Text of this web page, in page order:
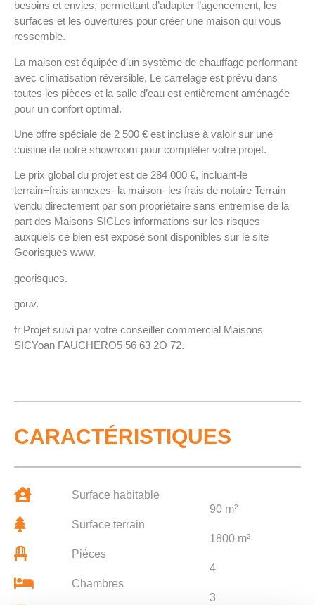
besoins et envies, permettant d’adapter l’agencement, les
surfaces et les ouvertures pour créer une maison qui vous
ressemble.
La maison est équipée d’un système de chauffage performant
avec climatisation réversible, Le carrelage est prévu dans
toutes les pièces et la salle d’eau est entièrement aménagée
pour un confort optimal.
Une offre spéciale de 2 500 € est incluse à valoir sur une
cuisine de notre showroom pour compléter votre projet.
Le prix global du projet est de 284 000 €, incluant-le
terrain+frais annexes- la maison- les frais de notaire Terrain
vendu directement par son propriétaire sans entremise de la
part des Maisons SICLes informations sur les risques
auxquels ce bien est exposé sont disponibles sur le site
Georisques www.
georisques.
gouv.
fr Projet suivi par votre conseiller commercial Maisons
SICYoan FAUCHERO5 56 63 2O 72.
CARACTÉRISTIQUES
Surface habitable
Surface terrain
Pièces
Chambres
90 m²
1800 m²
4
3